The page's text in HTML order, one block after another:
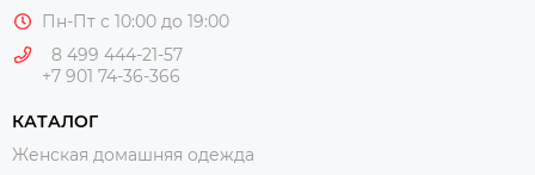
Пн-Пт с 10:00 до 19:00
8 499 444-21-57
+7 901 74-36-366
КАТАЛОГ
Женская домашняя одежда